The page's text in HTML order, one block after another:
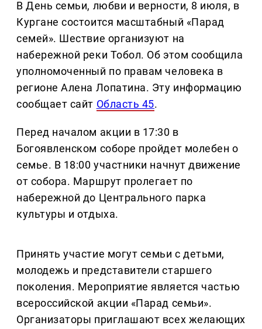
В День семьи, любви и верности, 8 июля, в
Кургане состоится масштабный «Парад
семей». Шествие организуют на
набережной реки Тобол. Об этом сообщила
уполномоченный по правам человека в
регионе Алена Лопатина. Эту информацию
сообщает сайт Область 45.
Перед началом акции в 17:30 в
Богоявленском соборе пройдет молебен о
семье. В 18:00 участники начнут движение
от собора. Маршрут пролегает по
набережной до Центрального парка
культуры и отдыха.
Принять участие могут семьи с детьми,
молодежь и представители старшего
поколения. Мероприятие является частью
всероссийской акции «Парад семьи».
Организаторы приглашают всех желающих